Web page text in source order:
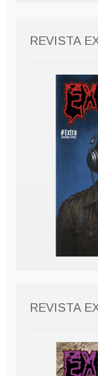
REVISTA
REVISTA